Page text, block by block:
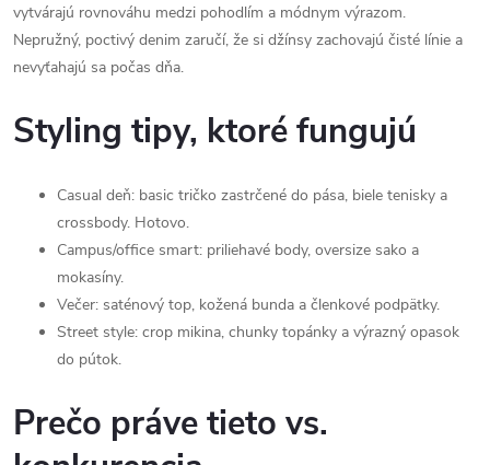
vytvárajú rovnováhu medzi pohodlím a módnym výrazom.
Nepružný, poctivý denim zaručí, že si džínsy zachovajú čisté línie a
nevyťahajú sa počas dňa.
Styling tipy, ktoré fungujú
Casual deň: basic tričko zastrčené do pása, biele tenisky a
crossbody. Hotovo.
Campus/office smart: priliehavé body, oversize sako a
mokasíny.
Večer: saténový top, kožená bunda a členkové podpätky.
Street style: crop mikina, chunky topánky a výrazný opasok
do pútok.
Prečo práve tieto vs.